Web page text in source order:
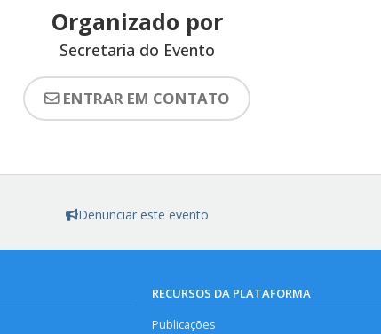
Organizado por
Secretaria do Evento
ENTRAR EM CONTATO
Denunciar este evento
RECURSOS DA PLATAFORMA
Publicações